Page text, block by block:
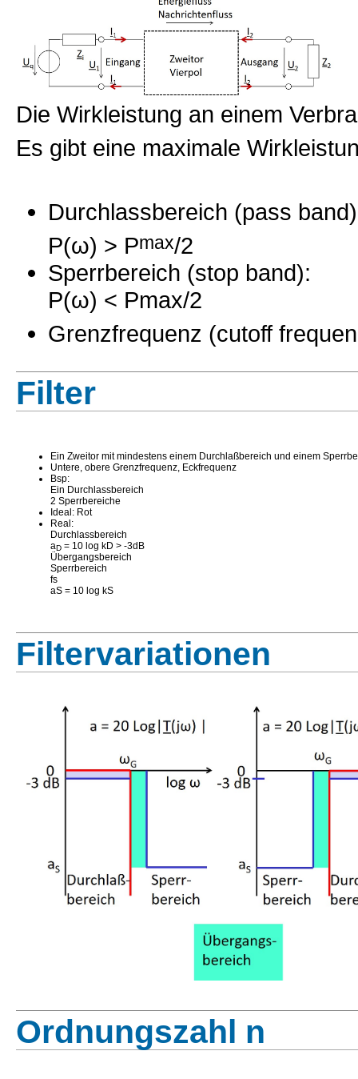
Die Wirkleistung an einem
Es gibt eine maximale
Durchlassbereich (pass
P(ω) > Pmax/2
Sperrbereich (stop band):
P(ω) < Pmax/2
Grenzfrequenz (cutoff
Filter
Ein Zweitor mit mindestens einem Durchlaßbereich und einem
Untere, obere Grenzfrequenz, Eckfrequenz
Bsp:
Ein Durchlassbereich
2 Sperrbereiche
Ideal: Rot
Real:
Durchlassbereich
aD = 10 log kD > -3dB
Übergangsbereich
Sperrbereich
fs
aS = 10 log kS
Filtervariationen
Ordnungszahl n